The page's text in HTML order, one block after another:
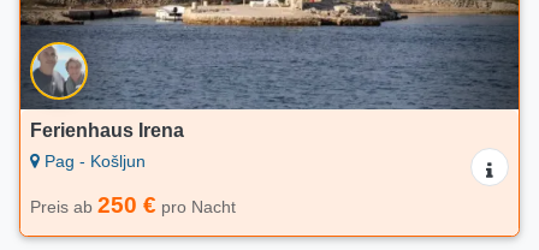
Ferienhaus Irena
Pag - Košljun
Preis ab 250 € pro Nacht